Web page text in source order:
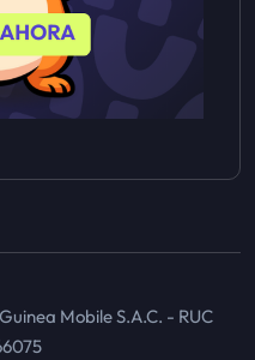
Mobile S.A.C. - RUC